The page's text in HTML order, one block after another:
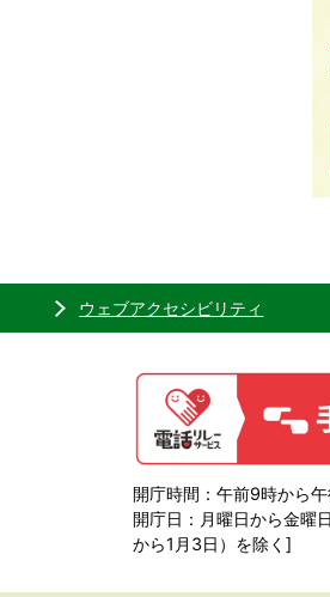
ウェブアクセシビリティ
開庁時間：午前9時から
開庁日：月曜日から金曜
から1月3日）を除く]